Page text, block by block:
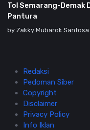
Tol Semarang-Demak
Pantura
by Zakky Mubarok Santosa
Redaksi
Pedoman Siber
Copyright
Disclaimer
Privacy Policy
Info Iklan